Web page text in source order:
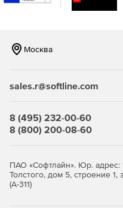
интеграцию.
Москва
sales.r@softline.com
8 (495) 232-00-60
8 (800) 200-08-60
ПАО «Софтлайн». Юр. адрес:
Толстого, дом 5, строение
(А-311)